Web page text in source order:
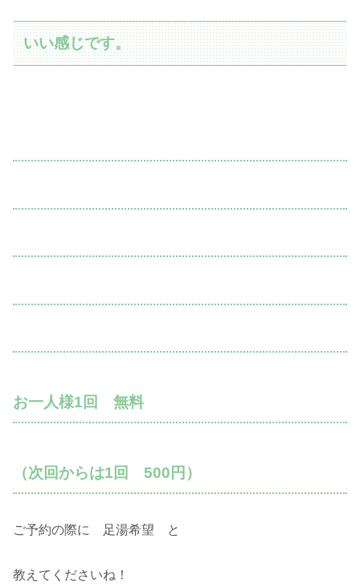
いい感じです。
お一人様1回 無料
（次回からは1回 500円）
ご予約の際に 足湯希望 と
教えてくださいね！